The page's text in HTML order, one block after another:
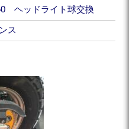
ヘッドライト球交換
ス